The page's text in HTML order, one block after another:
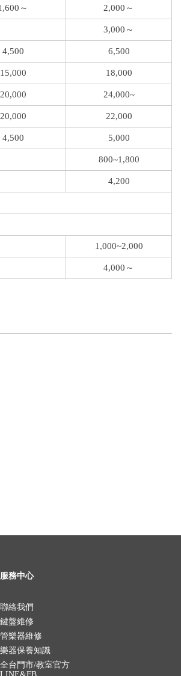
～ 2,000～
3,000～
4,500 6,500
15,000 18,000
20,000 24,000~
20,000 22,000
4,500 5,000
800~1,800
4,200
1,000~2,000
4,000～
服務中心
聯絡我們
鍵盤維修
管樂器維修
樂器保養知識
全台門市/教室官方